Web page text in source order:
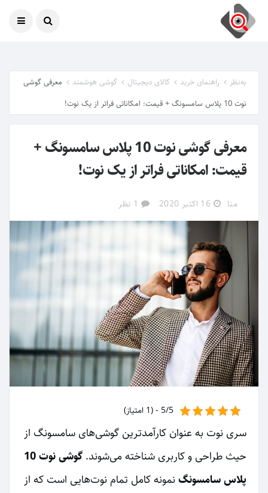
به‌نظر راهنمای خرید کالای دیجیتال گوشی هوشمند
معرفی گوشی
نوت 10 پلاس سامسونگ + قیمت: امکاناتی فراتر از یک نوت!
معرفی گوشی نوت 10 پلاس سامسونگ +
قیمت: امکاناتی فراتر از یک نوت!
منا 16 اکتبر 2020 1 نظر
5/5 - (1 امتیاز)
سری نوت به عنوان کارآمدترین گوشی‌های سامسونگ از
حیث طراحی و کاربری شناخته می‌شوند.
گوشی نوت 10
پلاس سامسونگنمونه کامل تمام نوت‌هایی است که از